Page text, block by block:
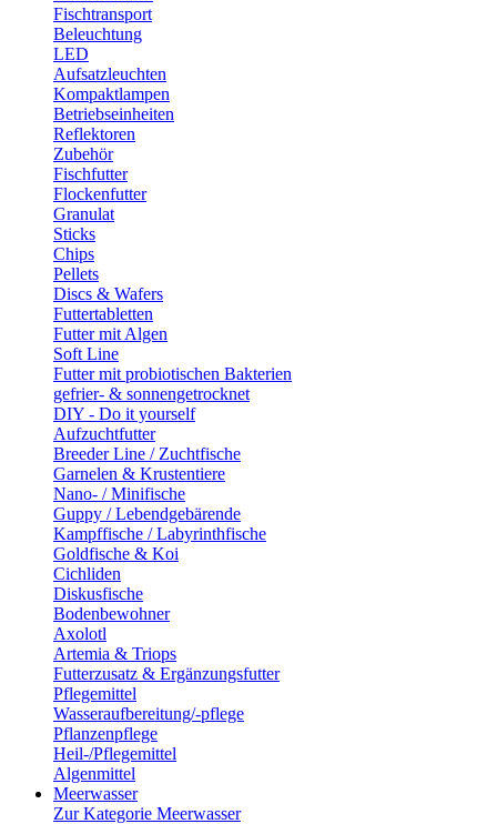
Fischtransport
Beleuchtung
LED
Aufsatzleuchten
Kompaktlampen
Betriebseinheiten
Reflektoren
Zubehör
Fischfutter
Flockenfutter
Granulat
Sticks
Chips
Pellets
Discs & Wafers
Futtertabletten
Futter mit Algen
Soft Line
Futter mit probiotischen Bakterien
gefrier- & sonnengetrocknet
DIY - Do it yourself
Aufzuchtfutter
Breeder Line / Zuchtfische
Garnelen & Krustentiere
Nano- / Minifische
Guppy / Lebendgebärende
Kampffische / Labyrinthfische
Goldfische & Koi
Cichliden
Diskusfische
Bodenbewohner
Axolotl
Artemia & Triops
Futterzusatz & Ergänzungsfutter
Pflegemittel
Wasseraufbereitung/-pflege
Pflanzenpflege
Heil-/Pflegemittel
Algenmittel
Meerwasser
Zur Kategorie Meerwasser